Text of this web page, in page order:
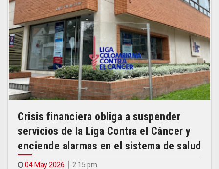
Crisis financiera obliga a suspender
servicios de la Liga Contra el Cáncer y
enciende alarmas en el sistema de salud
04 May 2026 2.15 pm